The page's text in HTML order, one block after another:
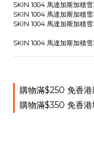
SKIN 1004 馬達加斯加積雪
SKIN 1004 馬達加斯加積
SKIN 1004 馬達加斯加積
SKIN 1004 馬達加斯加積
購物滿$250 免香
購物滿$350 免香